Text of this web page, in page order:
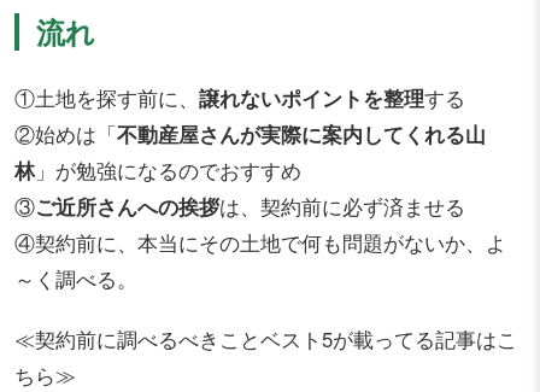
流れ
①土地を探す前に、 譲れないポイントを整理する
②始めは「不動産屋さんが実際に案内してくれる山
林」が勉強になるのでおすすめ
③ご近所さんへの挨拶は、契約前に必ず済ませる
④契約前に、本当にその土地で何も問題がないか、よ
～く調べる。
≪契約前に調べるべきことベスト5が載ってる記事はこ
ちら≫